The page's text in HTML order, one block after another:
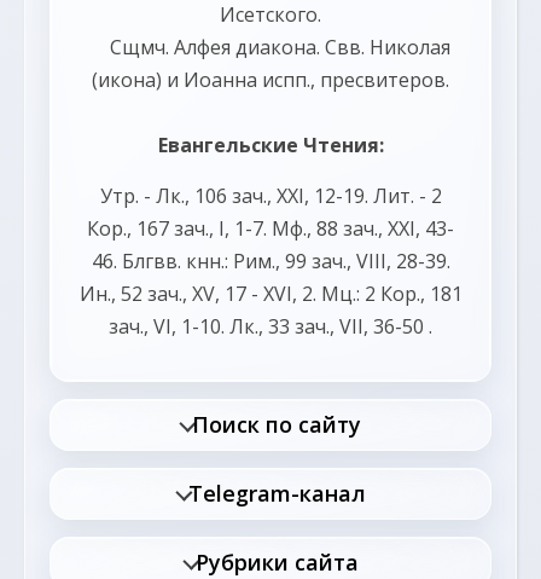
Исетского.
Сщмч. Алфея диакона. Свв. Николая
(икона) и Иоанна испп., пресвитеров.
Евангельские Чтения:
Утр. - Лк., 106 зач., XXI, 12-19. Лит. - 2
Кор., 167 зач., I, 1-7. Мф., 88 зач., XXI, 43-
46. Блгвв. кнн.: Рим., 99 зач., VIII, 28-39.
Ин., 52 зач., XV, 17 - XVI, 2. Мц.: 2 Кор., 181
зач., VI, 1-10. Лк., 33 зач., VII, 36-50 .
Поиск по сайту
Telegram-канал
Рубрики сайта